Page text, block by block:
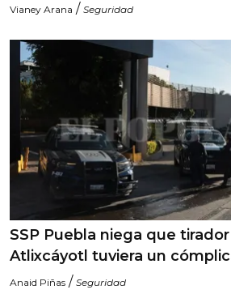
Vianey Arana / Seguridad
SSP Puebla niega que
Atlixcáyotl tuviera un
Anaid Piñas / Seguridad